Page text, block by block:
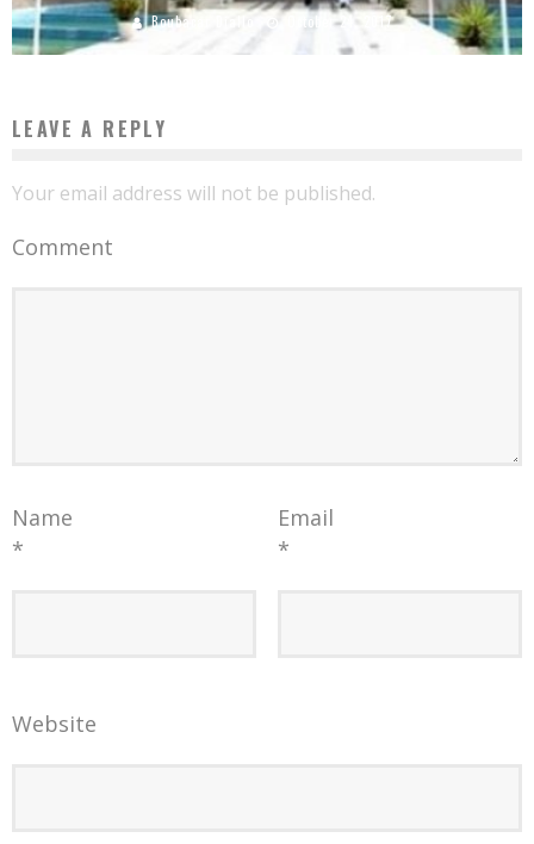
Boubacar Diallo October 24, 2017
LEAVE A REPLY
Your email address will not be published.
Comment
Name
*
Email
*
Website